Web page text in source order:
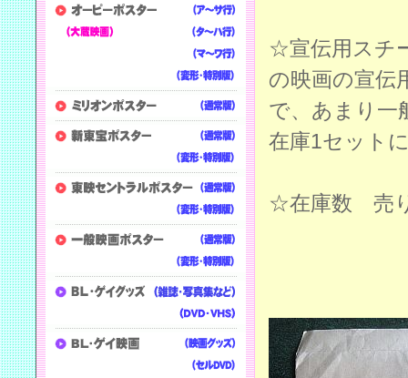
☆宣伝用スチ
の映画の宣伝
で、あまり一
在庫1セット
☆在庫数 売